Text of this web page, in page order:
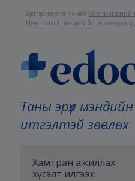
Таны эрүүл мэндийн
итгэлтэй зөвлөх
Хамтран ажиллах
хүсэлт илгээх
Бүртгүүлснээр та манайҮйлчилгээний
Нууцлалын нөхцөлийг